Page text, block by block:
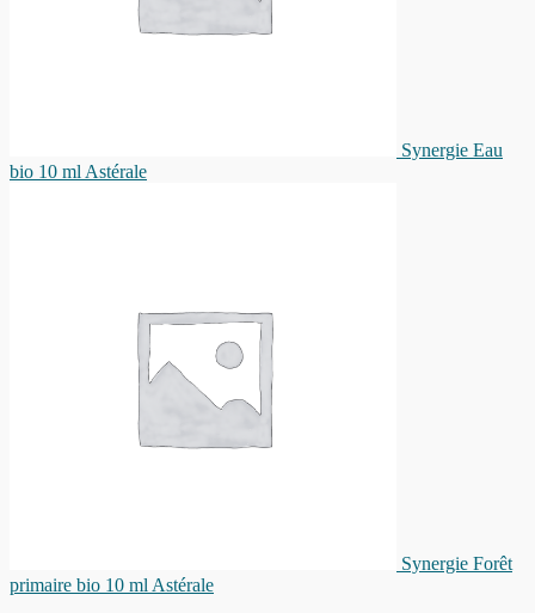
Synergie Eau
bio 10 ml Astérale
Synergie Forêt
primaire bio 10 ml Astérale